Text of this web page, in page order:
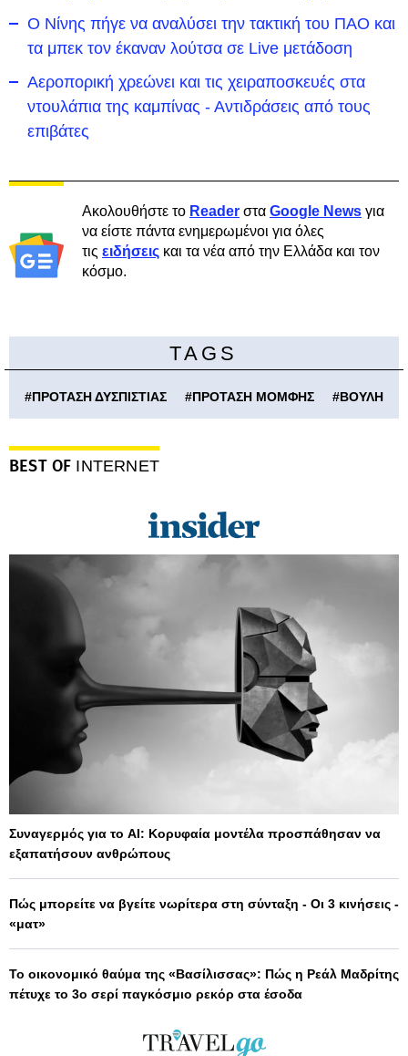
Ο Νίνης πήγε να αναλύσει την τακτική του ΠΑΟ και
τα μπεκ τον έκαναν λούτσα σε Live μετάδοση
Αεροπορική χρεώνει και τις χειραποσκευές στα
ντουλάπια της καμπίνας - Αντιδράσεις από τους
επιβάτες
Ακολουθήστε το Reader στα Google News για
να είστε πάντα ενημερωμένοι για όλες
τις ειδήσεις και τα νέα από την Ελλάδα και τον
κόσμο.
TAGS
#ΠΡΟΤΑΣΗ ΔΥΣΠΙΣΤΙΑΣ #ΠΡΟΤΑΣΗ ΜΟΜΦΗΣ #ΒΟΥΛΗ
BEST OF INTERNET
Συναγερμός για το AI: Κορυφαία μοντέλα προσπάθησαν να
εξαπατήσουν ανθρώπους
Πώς μπορείτε να βγείτε νωρίτερα στη σύνταξη - Οι 3 κινήσεις -
«ματ»
Το οικονομικό θαύμα της «Βασίλισσας»: Πώς η Ρεάλ Μαδρίτης
πέτυχε το 3ο σερί παγκόσμιο ρεκόρ στα έσοδα